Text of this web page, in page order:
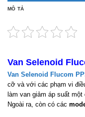
MÔ TẢ
Van Selenoid
Van Selenoid Flucom
cỡ và với các phạm vi
làm van giảm áp suất một
Ngoài ra, còn có các